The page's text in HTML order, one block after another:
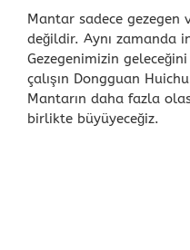
Mantar sadece gezegen
değildir. Aynı zamanda
Gezegenimizin
çalışın Dongguan
Mantarın daha fazla
birlikte büyüyeceğiz.